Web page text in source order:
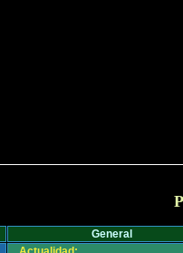
General